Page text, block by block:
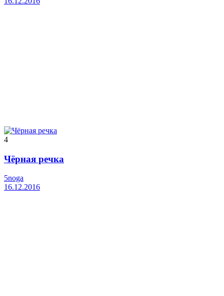
4
Чёрная речка
5noga
16.12.2016